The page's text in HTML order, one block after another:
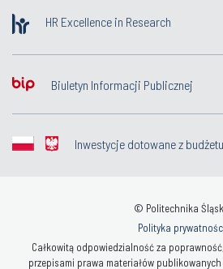
HR Excellence in Research
Biuletyn Informacji Publicznej
Inwestycje dotowane z
© Politechnika
Polityka
Całkowitą odpowiedzialność za
przepisami prawa materiałów